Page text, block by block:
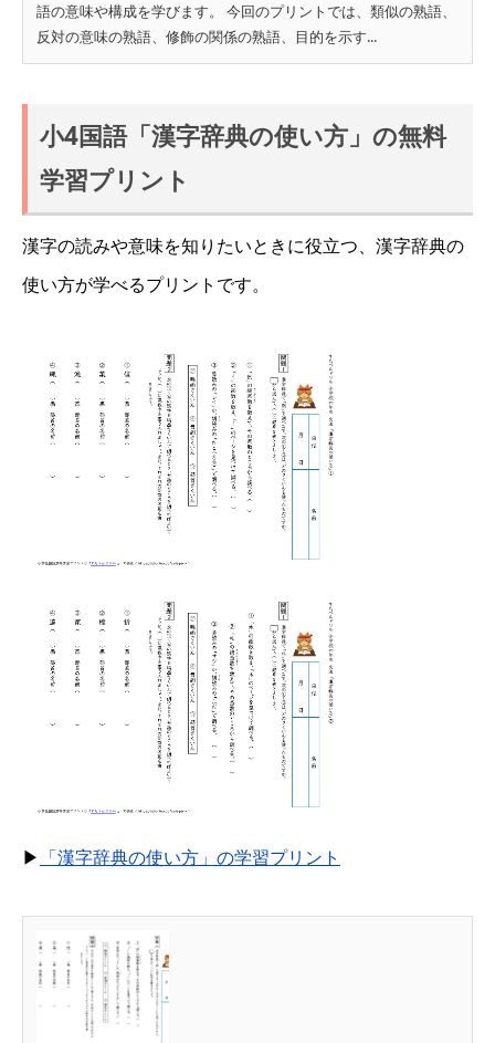
語の意味や構成を学びます。 今回のプリントでは、類似の熟語、
反対の意味の熟語、修飾の関係の熟語、目的を示す...
小4国語「漢字辞典の使い方」の無料
学習プリント
漢字の読みや意味を知りたいときに役立つ、漢字辞典の
使い方が学べるプリントです。
▶ 「漢字辞典の使い方」の学習プリント